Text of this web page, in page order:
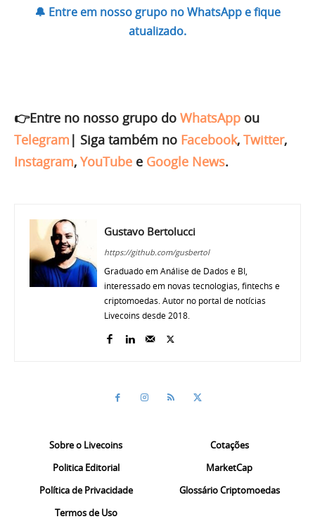
🔔 Entre em nosso grupo no WhatsApp e fique
atualizado.
👉Entre no nosso grupo do WhatsApp ou
Telegram | Siga também no Facebook, Twitter,
Instagram, YouTube e Google News.
Gustavo Bertolucci
https://github.com/gusbertol
Graduado em Análise de Dados e BI,
interessado em novas tecnologias, fintechs e
criptomoedas. Autor no portal de notícias
Livecoins desde 2018.
Sobre o Livecoins
Politica Editorial
Política de Privacidade
Termos de Uso
Cotações
MarketCap
Glossário Criptomoedas